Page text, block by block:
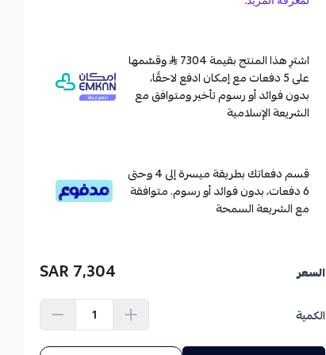
اشترِ هذا المنتج بقيمة 7304
وقسّمها
على 5 دفعات مع إمكان ادفع لاحقًا،
بدون فوائد أو رسوم تأخير ومتوافق مع
الشريعة الإسلامية
قسم دفعاتك بطريقة ميسرة إلى 4 وحتى
6 دفعات، بدون فوائد أو رسوم. متوافقة
مع الشريعة السمحة
السعر 7,304 SAR
الكمية